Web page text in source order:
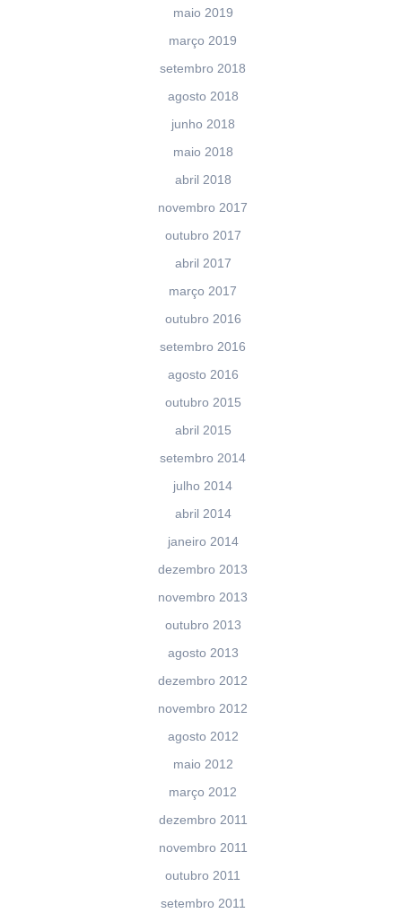
maio 2019
março 2019
setembro 2018
agosto 2018
junho 2018
maio 2018
abril 2018
novembro 2017
outubro 2017
abril 2017
março 2017
outubro 2016
setembro 2016
agosto 2016
outubro 2015
abril 2015
setembro 2014
julho 2014
abril 2014
janeiro 2014
dezembro 2013
novembro 2013
outubro 2013
agosto 2013
dezembro 2012
novembro 2012
agosto 2012
maio 2012
março 2012
dezembro 2011
novembro 2011
outubro 2011
setembro 2011